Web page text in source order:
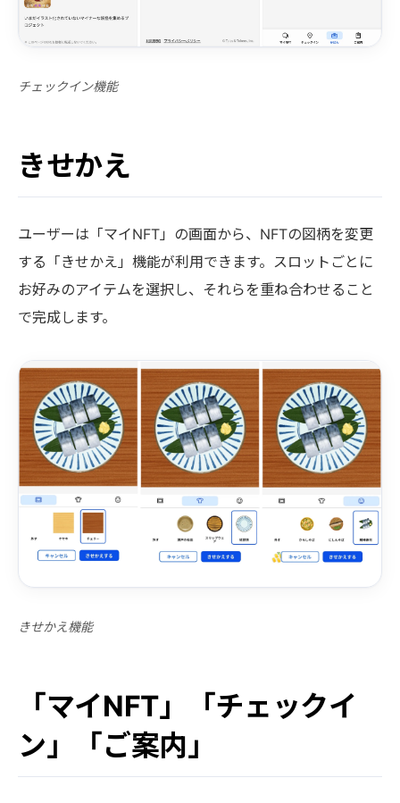
チェックイン機能
きせかえ
ユーザーは「マイNFT」の画面から、NFTの図柄を変更
する「きせかえ」機能が利用できます。スロットごとに
お好みのアイテムを選択し、それらを重ね合わせること
で完成します。
きせかえ機能
「マイNFT」「チェックイ
ン」「ご案内」